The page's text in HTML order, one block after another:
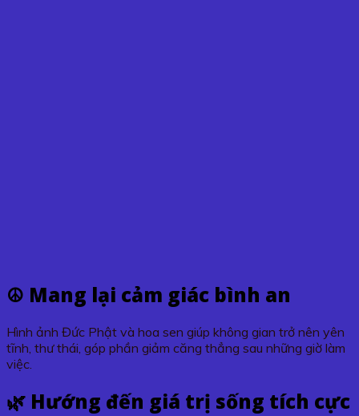
☮️ Mang lại cảm giác bình an
Hình ảnh Đức Phật và hoa sen giúp không gian trở nên yên
tĩnh, thư thái, góp phần giảm căng thẳng sau những giờ làm
việc.
🌿 Hướng đến giá trị sống tích cực